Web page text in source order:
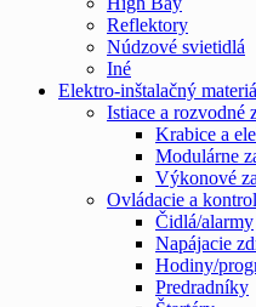
Reflektory
Núdzové svietidlá
Iné
Elektro-inštalačný
Istiace a rozvodné
Krabice a
Modulárne
Výkonové
Ovládacie a
Čidlá/alarmy
Napájacie
Hodiny/
Predradníky